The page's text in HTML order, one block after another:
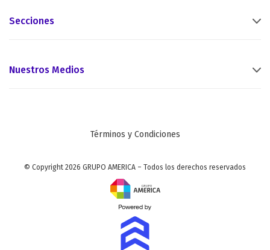
Secciones
Nuestros Medios
Términos y Condiciones
© Copyright 2026 GRUPO AMERICA – Todos los derechos reservados